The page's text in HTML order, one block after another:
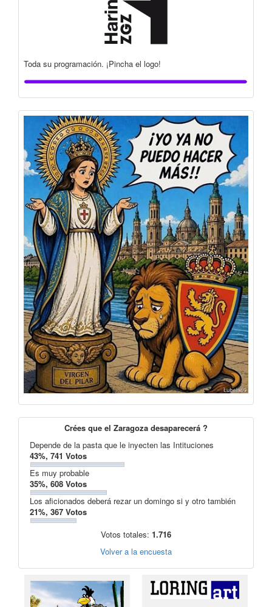
Toda su programación. ¡Pincha el logo!
Crées que el Zaragoza desaparecerá ?
Depende de la pasta que le inyecten las Intituciones
43%, 741 Votos
Es muy probable
35%, 608 Votos
Los aficionados deberá rezar un domingo si y otro también
21%, 367 Votos
Votos totales: 1.716
Volver a la encuesta